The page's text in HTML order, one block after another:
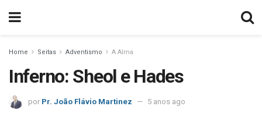
Home Seitas Adventismo A Alma
Inferno: Sheol e Hades
por Pr. João Flávio Martinez 5 anos ago